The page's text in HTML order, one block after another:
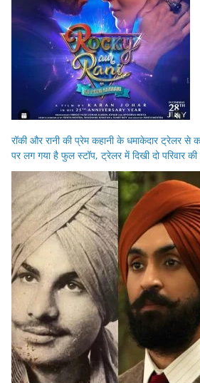
रॉकी और रानी की प्रेम कहानी के धमाकेदार ट्रेलर से
पर लग गया है फुल स्टॉप, ट्रेलर में दिखी दो परिवार